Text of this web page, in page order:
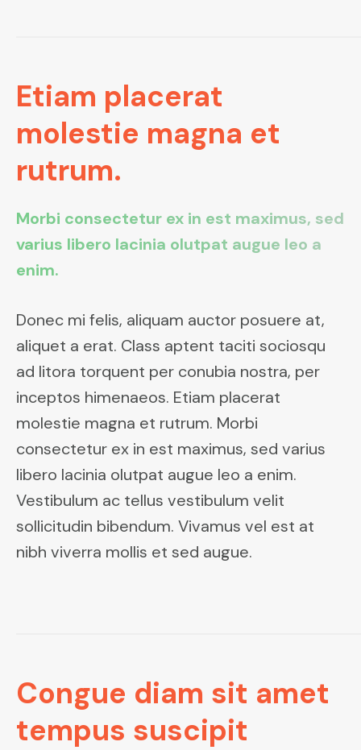
Etiam placerat
molestie magna et
rutrum.
Morbi consectetur ex in est maximus, sed
varius libero lacinia olutpat augue leo a
enim.
Donec mi felis, aliquam auctor posuere at,
aliquet a erat. Class aptent taciti sociosqu
ad litora torquent per conubia nostra, per
inceptos himenaeos. Etiam placerat
molestie magna et rutrum. Morbi
consectetur ex in est maximus, sed varius
libero lacinia olutpat augue leo a enim.
Vestibulum ac tellus vestibulum velit
sollicitudin bibendum. Vivamus vel est at
nibh viverra mollis et sed augue.
Congue diam sit amet
tempus suscipit